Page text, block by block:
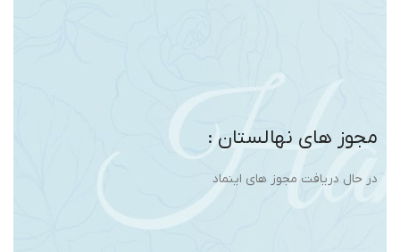
مجوز های نهالستان :
در حال دریافت مجوز های اینماد